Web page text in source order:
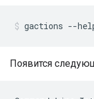
gactions --
Появится